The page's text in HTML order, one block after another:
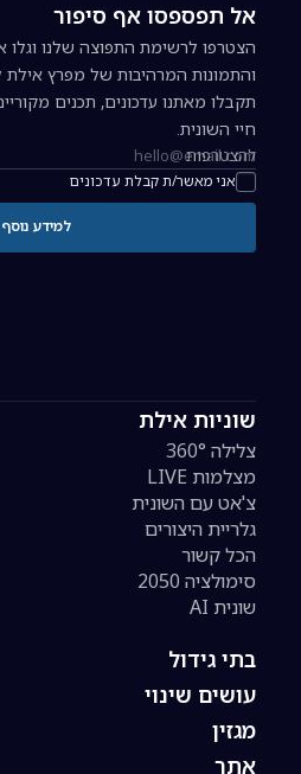
שוניות אילת
צלילה 360°
מצלמות LIVE
צ'אט עם השונית
גלריית היצורים
הכל קשור
סימולציה 2050
שונית AI
בתי גידול
עושים שינוי
מגזין
אתר
אל תפספסו אף סיפור
הצטרפו לרשימת התפוצה שלנו וגלו
והתמונות המרהיבות של מפרץ אילת
תקבלו מאתנו עדכונים, תכנים
חיי השונית.
כתובת אימייל להרשמה לניוזלטר
אני מאשר/ת קבלת עדכונים
להצטרפות
למידע נוסף